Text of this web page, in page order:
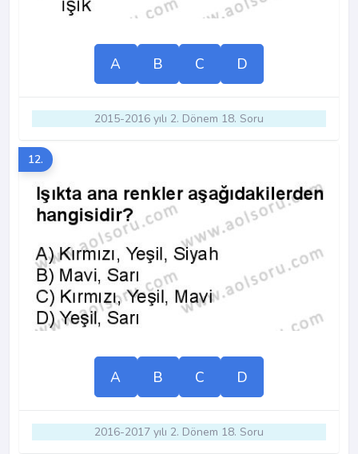
A B C D
2015-2016 yılı 2. Dönem 18. Soru
12.
A B C D
2016-2017 yılı 2. Dönem 18. Soru